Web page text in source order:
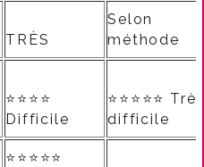
TRÈS
Selon
méthode
⭐⭐⭐⭐
Difficile
⭐⭐⭐⭐⭐
difficile
⭐⭐⭐⭐⭐